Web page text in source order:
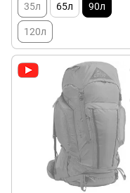
35л 65л 90л
120л